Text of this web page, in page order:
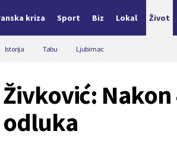
kriza Sport Biz Lokal Život
Istorija Tabu Ljubimac
Nakon
odluka